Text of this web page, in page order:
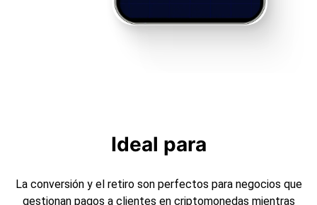
Ideal para
La conversión y el retiro son perfectos para negocios que
gestionan pagos a clientes en criptomonedas mientras